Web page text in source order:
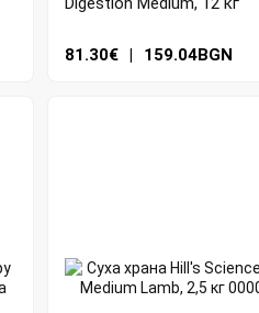
81.30€ | 159.04BGN